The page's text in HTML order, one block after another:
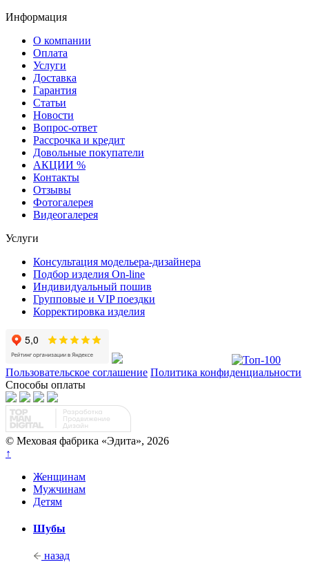
Информация
О компании
Оплата
Услуги
Доставка
Гарантия
Статьи
Новости
Вопрос-ответ
Рассрочка и кредит
Довольные покупатели
АКЦИИ %
Контакты
Отзывы
Фотогалерея
Видеогалерея
Услуги
Консультация модельера-дизайнера
Подбор изделия On-line
Индивидуальный пошив
Групповые и VIP поездки
Корректировка изделия
Пользовательское соглашение Политика конфиденциальности
Способы оплаты
© Меховая фабрика «Эдита», 2026
↑
Женщинам
Мужчинам
Детям
Шубы
назад